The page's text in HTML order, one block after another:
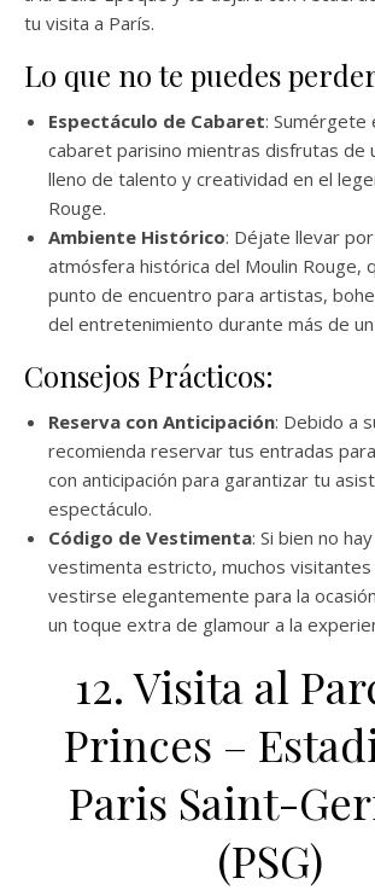
tu visita a París.
Lo que no te puedes
Espectáculo de Cabaret: Sumérgete
cabaret parisino mientras disfrutas de
lleno de talento y creatividad en el
Rouge.
Ambiente Histórico: Déjate llevar
atmósfera histórica del Moulin Rouge,
punto de encuentro para artistas,
del entretenimiento durante más de
Consejos Prácticos:
Reserva con Anticipación: Debido a
recomienda reservar tus entradas
con anticipación para garantizar tu
espectáculo.
Código de Vestimenta: Si bien no
vestimenta estricto, muchos
vestirse elegantemente para la
un toque extra de glamour a la
12. Visita al
Princes –
Paris Saint-
(PSG)